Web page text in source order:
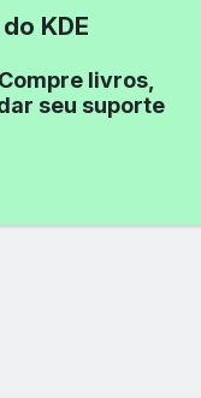
KDE
livros,
seu suporte